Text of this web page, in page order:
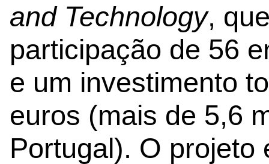
and Technology,
participação de 56
e um investimento
euros (mais de 5,6
Portugal). O projeto